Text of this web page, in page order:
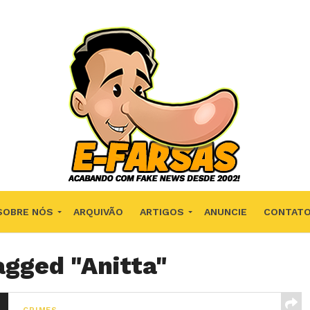
NÓS ARQUIVÃO ARTIGOS ANUNCIE CONTATO
"Anitta"